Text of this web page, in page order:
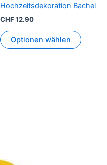
Hochzeitsdekoration Bachel
CHF12.90
Optionen wählen